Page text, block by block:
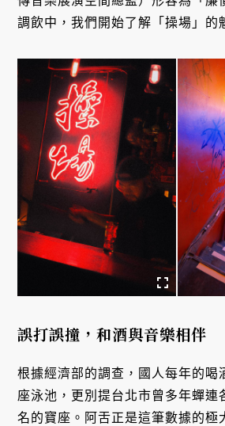
調飲中，我們開始了解「操場」的
誤打誤撞，和酒與音樂相伴
根據經濟部的調查，國人每年的喝
座泳池，更別提台北市曾多年蟬連
名的寶座。阿舌正是這筆數據的極